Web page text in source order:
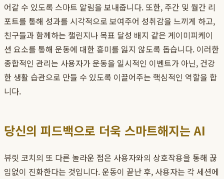
어갈 수 있도록 스마트 알림을 보내줍니다. 또한, 주간 및 월간 리
포트를 통해 성과를 시각적으로 보여주어 성취감을 느끼게 하고,
친구들과 함께하는 챌린지나 목표 달성 배지 같은 게이미피케이
션 요소를 통해 운동에 대한 흥미를 잃지 않도록 돕습니다. 이러한
종합적인 관리는 사용자가 운동을 일시적인 이벤트가 아닌, 건강
한 생활 습관으로 만들 수 있도록 이끌어주는 핵심적인 역할을 합
니다.
당신의 피드백으로 더욱 스마트해지는 AI
뷰릿 코치의 또 다른 놀라운 점은 사용자와의 상호작용을 통해 끊
임없이 진화한다는 것입니다. 운동이 끝난 후, 사용자는 각 세션에